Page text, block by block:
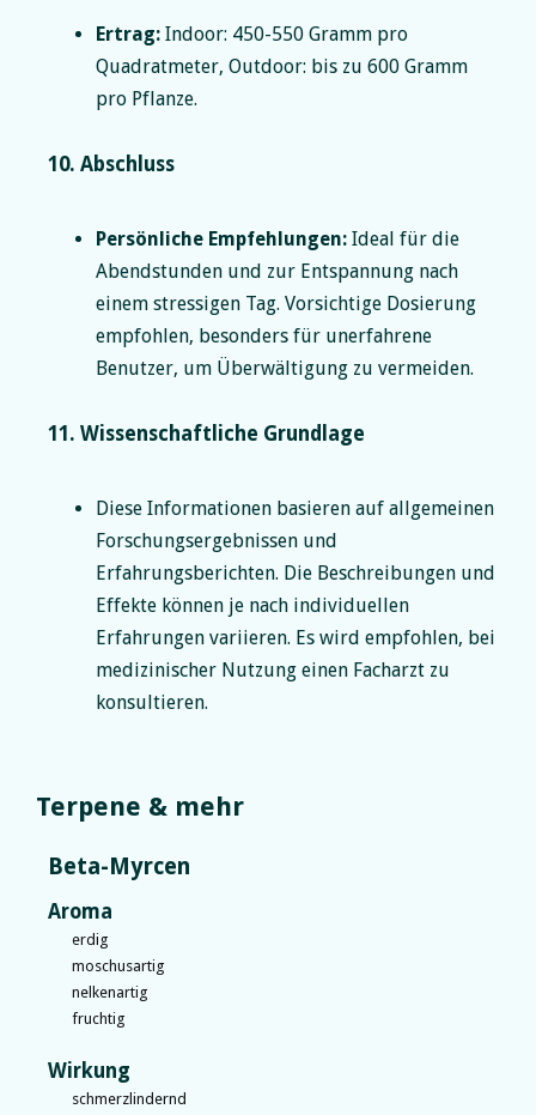
Ertrag: Indoor: 450-550 Gramm pro
Quadratmeter, Outdoor: bis zu 600 Gramm
pro Pflanze.
10. Abschluss
Persönliche Empfehlungen: Ideal für die
Abendstunden und zur Entspannung nach
einem stressigen Tag. Vorsichtige Dosierung
empfohlen, besonders für unerfahrene
Benutzer, um Überwältigung zu vermeiden.
11. Wissenschaftliche Grundlage
Diese Informationen basieren auf allgemeinen
Forschungsergebnissen und
Erfahrungsberichten. Die Beschreibungen und
Effekte können je nach individuellen
Erfahrungen variieren. Es wird empfohlen, bei
medizinischer Nutzung einen Facharzt zu
konsultieren.
Terpene & mehr
Beta-Myrcen
Aroma
erdig
moschusartig
nelkenartig
fruchtig
Wirkung
schmerzlindernd